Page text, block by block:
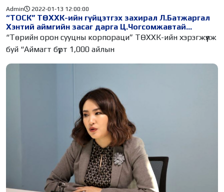
“ТОСК” ТӨХХК-ийн гүйцэтгэх захирал Л.Батжаргал
Хэнтий аймгийн засаг дарга Ц.Чогсомжавтай
“Санамж бичиг” байгууллаа
Admin 2022-01-13 12:00:00
“Төрийн орон сууцны корпораци” ТӨХХК-ийн хэрэгжүүлж
буй “Аймагт бүрт 1,000 айлын